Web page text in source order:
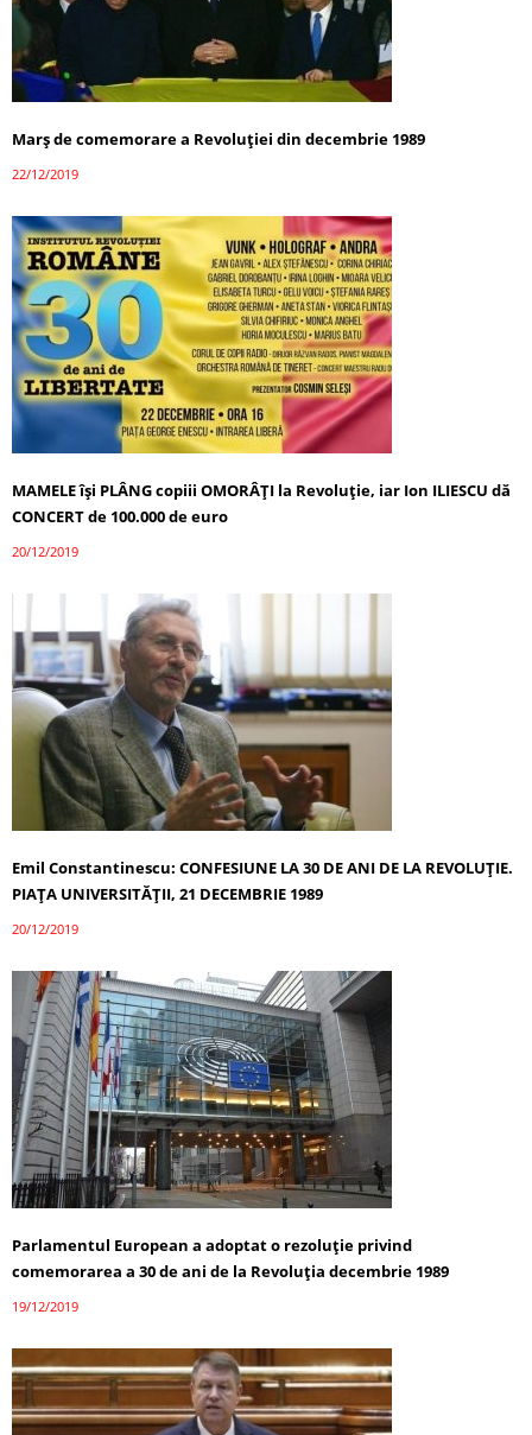
Marş de comemorare a Revoluţiei din decembrie 1989
22/12/2019
MAMELE își PLÂNG copiii OMORÂȚI la Revoluție, iar Ion ILIESCU dă
CONCERT de 100.000 de euro
20/12/2019
Emil Constantinescu: CONFESIUNE LA 30 DE ANI DE LA REVOLUȚIE.
PIAȚA UNIVERSITĂȚII, 21 DECEMBRIE 1989
20/12/2019
Parlamentul European a adoptat o rezoluţie privind
comemorarea a 30 de ani de la Revoluţia decembrie 1989
19/12/2019